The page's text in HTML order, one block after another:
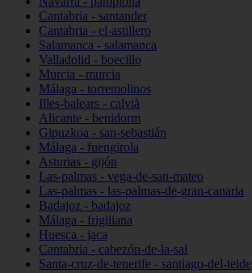
Cantabria - santander
Cantabria - el-astillero
Salamanca - salamanca
Valladolid - boecillo
Murcia - murcia
Málaga - torremolinos
Illes-balears - calvià
Alicante - benidorm
Gipuzkoa - san-sebastián
Málaga - fuengirola
Asturias - gijón
Las-palmas - vega-de-san-mateo
Las-palmas - las-palmas-de-gran-canaria
Badajoz - badajoz
Málaga - frigiliana
Huesca - jaca
Cantabria - cabezón-de-la-sal
Santa-cruz-de-tenerife - santiago-del-teide